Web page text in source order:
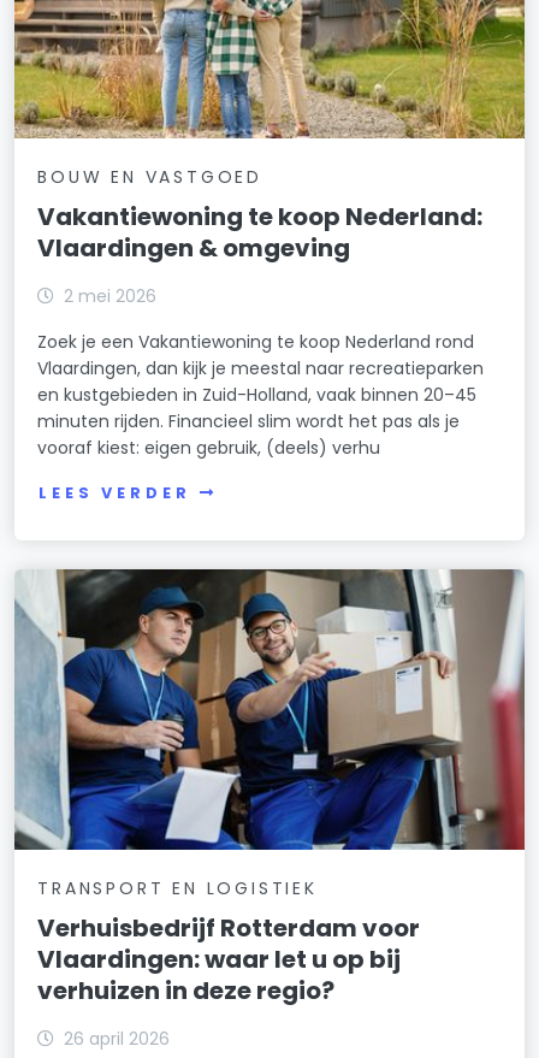
BOUW EN VASTGOED
Vakantiewoning te koop Nederland:
Vlaardingen & omgeving
2 mei 2026
Zoek je een Vakantiewoning te koop Nederland rond
Vlaardingen, dan kijk je meestal naar recreatieparken
en kustgebieden in Zuid-Holland, vaak binnen 20–45
minuten rijden. Financieel slim wordt het pas als je
vooraf kiest: eigen gebruik, (deels) verhu
LEES VERDER
TRANSPORT EN LOGISTIEK
Verhuisbedrijf Rotterdam voor
Vlaardingen: waar let u op bij
verhuizen in deze regio?
26 april 2026